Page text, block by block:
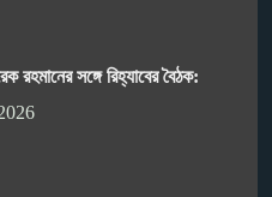
রহমানের সঙ্গে রিহ্যাবের বৈঠক: